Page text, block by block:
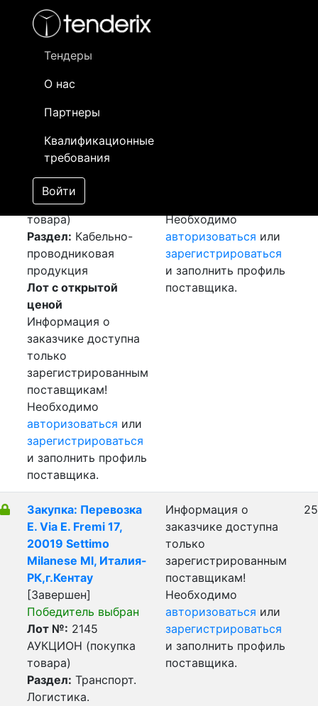
Тендеры
О нас
Партнеры
Квалификационные
требования
Войти
- активный лот
- сохраненный лот (не опубликован)
Закупка: Муфта
концевая
[Завершен]
Победитель выбран
Лот №:2146
АУКЦИОН (покупка
товара)
Раздел: Кабельно-
проводниковая
продукция
Лот с открытой
ценой
Информация о
заказчике доступна
только
зарегистрированным
поставщикам!
Необходимо
авторизоваться или
зарегистрироваться
и заполнить профиль
поставщика.
Необходимо
авторизоваться или
зарегистрироваться
и заполнить профиль
поставщика.
Закупка: Перевозка
E. Via E. Fremi 17,
20019 Settimo
Milanese Ml, Италия-
РК,г.Кентау
[Завершен]
Победитель выбран
Лот №: 2145
АУКЦИОН (покупка
товара)
Раздел: Транспорт.
Логистика.
Информация о
заказчике доступна
только
зарегистрированным
поставщикам!
Необходимо
авторизоваться или
зарегистрироваться
и заполнить профиль
поставщика.